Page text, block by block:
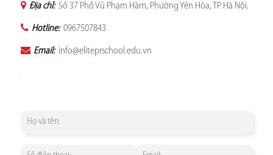
Địa chỉ: Số 37 Phố Vũ Phạm Hàm, Phường Yên Hòa, TP Hà Nội.
Hotline: 0967507843
Email: info@eliteprschool.edu.vn